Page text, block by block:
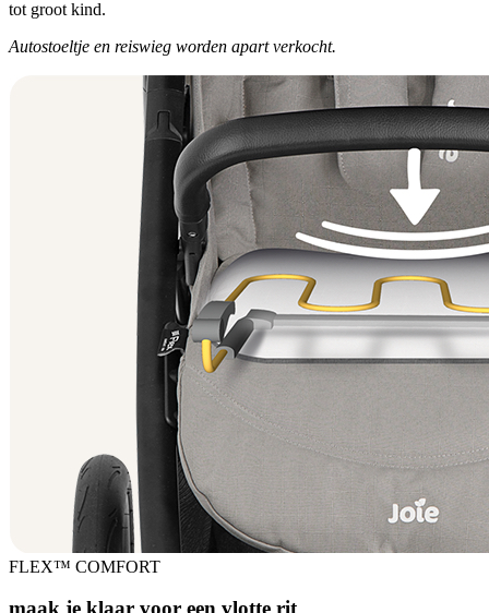
tot groot kind.
Autostoeltje en reiswieg worden apart verkocht.
FLEX™ COMFORT
maak je klaar voor een vlotte rit